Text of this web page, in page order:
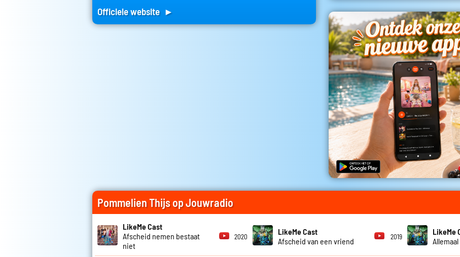
Officiele website ►
Pommelien Thijs op Jouwradio
LikeMe Cast
Afscheid nemen bestaat
niet
2020
LikeMe Cast
Afscheid van een vriend
2019
LikeMe
Allemaal